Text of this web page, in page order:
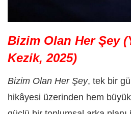
Bizim Olan Her Şey
Kezik, 2025)
Bizim Olan Her Şey, tek bir
hikâyesi üzerinden hem